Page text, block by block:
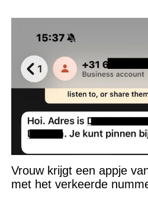
Vrouw krijgt een appje
met het verkeerde